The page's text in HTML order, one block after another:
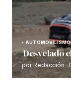
AUTOMOVILISMO
Desvelado
por Redacción